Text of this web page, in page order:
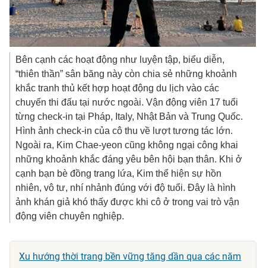
Bên cạnh các hoạt động như luyện tập, biểu diễn,
“thiên thần” sân băng này còn chia sẻ những khoảnh
khắc tranh thủ kết hợp hoạt động du lịch vào các
chuyến thi đấu tại nước ngoài. Vận động viên 17 tuổi
từng check-in tại Pháp, Italy, Nhật Bản và Trung Quốc.
Hình ảnh check-in của cô thu về lượt tương tác lớn.
Ngoài ra, Kim Chae-yeon cũng không ngại công khai
những khoảnh khắc đáng yêu bên hội bạn thân. Khi ở
cạnh bạn bè đồng trang lứa, Kim thể hiện sự hồn
nhiên, vô tư, nhí nhảnh đúng với độ tuổi. Đây là hình
ảnh khán giả khó thấy được khi cô ở trong vai trò vận
động viên chuyên nghiệp.
Xu hướng thời trang bền vững tăng dần qua các năm